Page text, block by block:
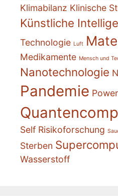
Klimabilanz Klinische
Künstliche
Technologie Luft
Medikamente Mensch und
Nanotechnologie
Pandemie
Self Risikoforschung
Sterben
Wasserstoff